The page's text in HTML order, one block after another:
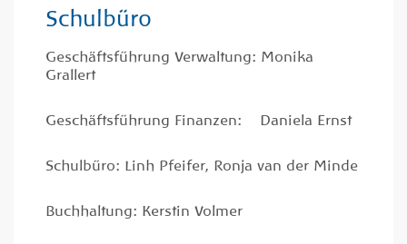
Schulbüro
Geschäftsführung Verwaltung: Monika
Grallert
Geschäftsführung Finanzen: Daniela Ernst
Schulbüro: Linh Pfeifer, Ronja van der Minde
Buchhaltung: Kerstin Volmer